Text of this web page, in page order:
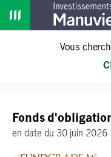
Home
Vous